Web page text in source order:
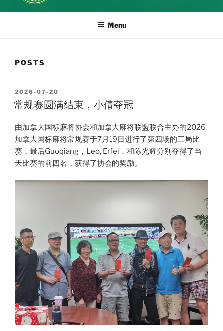
Menu
POSTS
POSTED
ON
2026-07-20
常规赛圆满结束，小倩夺冠
由加拿大国标麻将协会和加拿大麻将联盟联合主办的2026
加拿大国标麻将常规赛于7月19日进行了第四场的三局比
赛，最后Guoqiang，Leo, Erfei，和陈光耀分别夺得了当
天比赛的前四名，获得了协会的奖励。